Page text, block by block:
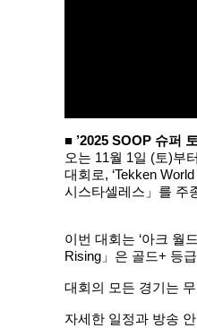
■ ’2025 SOOP 슈퍼
오는 11월 1일 (토)부
대회로, ‘Tekken
시스타셀레스」를 주
이번 대회는 ‘아크 월
Rising」은 골드+ 등
대회의 모든 경기는
자세한 일정과 방송